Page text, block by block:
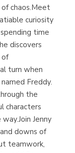
chaos.Meet
curiosity
time
discovers
of
turn when
Freddy.
the
characters
Jenny
downs of
teamwork,